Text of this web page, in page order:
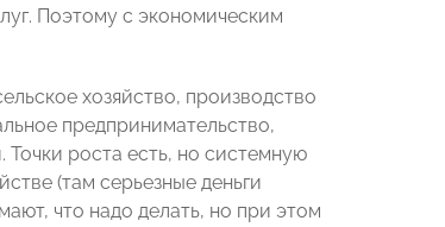
Поэтому с экономическим
хозяйство, производство
предпринимательство,
роста есть, но системную
(там серьезные деньги
что надо делать, но при этом